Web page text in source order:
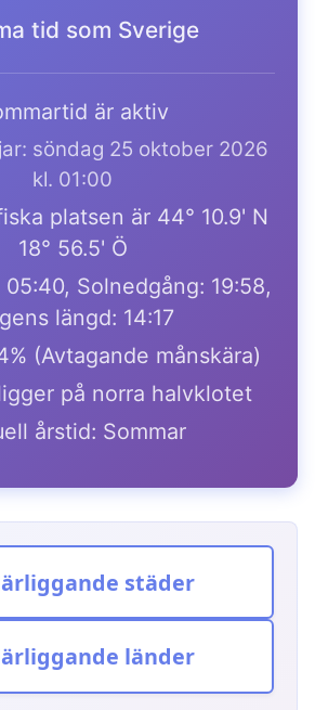
tid som Sverige
är aktiv
söndag 25 oktober 2026
kl. 01:00
platsen är 44° 10.9' N
18° 56.5' Ö
Solnedgång: 19:58,
längd: 14:17
(Avtagande månskära)
på norra halvklotet
årstid: Sommar
städer
länder